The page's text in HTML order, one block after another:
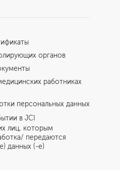
органов
работниках
персональных данных
в JCI
лиц, которым
передаются
данных (-е)